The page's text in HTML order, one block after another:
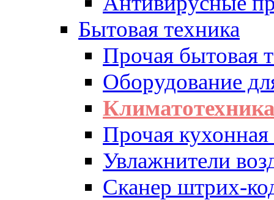
Бытовая техника
Прочая бытовая
Оборудование
Прочая кухонная
Увлажнители
Сканер штрих-